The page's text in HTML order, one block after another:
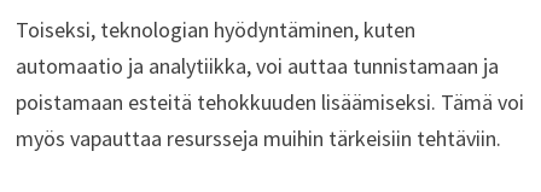
Toiseksi, teknologian hyödyntäminen, kuten
automaatio ja analytiikka, voi auttaa tunnistamaan ja
poistamaan esteitä tehokkuuden lisäämiseksi. Tämä voi
myös vapauttaa resursseja muihin tärkeisiin tehtäviin.